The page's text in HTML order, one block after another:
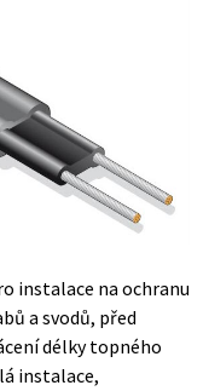
instalace na ochranu
a svodů, před
délky topného
instalace,